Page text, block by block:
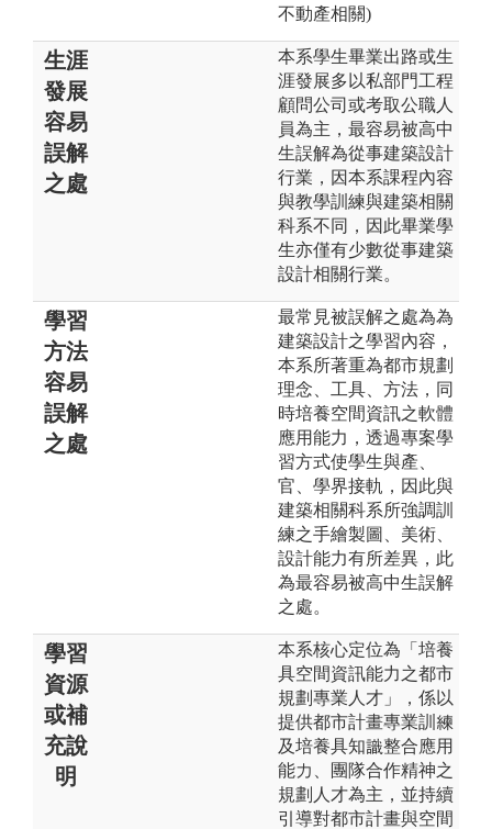
不動產相關)
生涯
發展
容易
誤解
之處
本系學生畢業出路或生
涯發展多以私部門工程
顧問公司或考取公職人
員為主，最容易被高中
生誤解為從事建築設計
行業，因本系課程內容
與教學訓練與建築相關
科系不同，因此畢業學
生亦僅有少數從事建築
設計相關行業。
學習
方法
容易
誤解
之處
最常見被誤解之處為為
建築設計之學習內容，
本系所著重為都市規劃
理念、工具、方法，同
時培養空間資訊之軟體
應用能力，透過專案學
習方式使學生與產、
官、學界接軌，因此與
建築相關科系所強調訓
練之手繪製圖、美術、
設計能力有所差異，此
為最容易被高中生誤解
之處。
學習
資源
或補
充說
明
本系核心定位為「培養
具空間資訊能力之都市
規劃專業人才」，係以
提供都市計畫專業訓練
及培養具知識整合應用
能力、團隊合作精神之
規劃人才為主，並持續
引導對都市計畫與空間